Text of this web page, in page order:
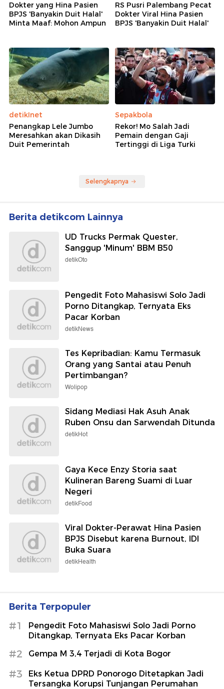
Dokter yang Hina Pasien
BPJS 'Banyakin Duit Halal'
Minta Maaf: Mohon Ampun
RS Pusri Palembang Pecat
Dokter Viral Hina Pasien
BPJS 'Banyakin Duit Halal'
detikInet
Penangkap Lele Jumbo
Meresahkan akan Dikasih
Duit Pemerintah
Sepakbola
Rekor! Mo Salah Jadi
Pemain dengan Gaji
Tertinggi di Liga Turki
Selengkapnya
Berita detikcom Lainnya
UD Trucks Permak Quester,
Sanggup 'Minum' BBM B50
detikOto
Pengedit Foto Mahasiswi Solo Jadi
Porno Ditangkap, Ternyata Eks
Pacar Korban
detikNews
Tes Kepribadian: Kamu Termasuk
Orang yang Santai atau Penuh
Pertimbangan?
Wolipop
Sidang Mediasi Hak Asuh Anak
Ruben Onsu dan Sarwendah Ditunda
detikHot
Gaya Kece Enzy Storia saat
Kulineran Bareng Suami di Luar
Negeri
detikFood
Viral Dokter-Perawat Hina Pasien
BPJS Disebut karena Burnout, IDI
Buka Suara
detikHealth
Berita Terpopuler
#1
Pengedit Foto Mahasiswi Solo Jadi Porno
Ditangkap, Ternyata Eks Pacar Korban
#2 Gempa M 3,4 Terjadi di Kota Bogor
#3
Eks Ketua DPRD Ponorogo Ditetapkan Jadi
Tersangka Korupsi Tunjangan Perumahan